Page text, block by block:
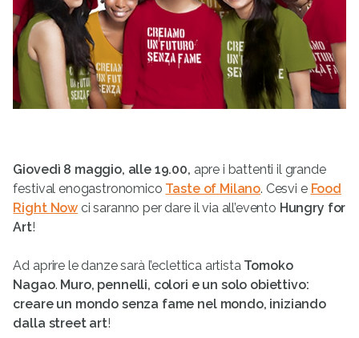
Giovedì 8 maggio, alle 19.00, apre i battenti il grande
festival enogastronomico Taste of Milano. Cesvi e Food
Right Now ci saranno per dare il via all’evento Hungry for
Art!
Ad aprire le danze sarà l’eclettica artista Tomoko
Nagao. Muro, pennelli, colori e un solo obiettivo:
creare un mondo senza fame nel mondo, iniziando
dalla street art!